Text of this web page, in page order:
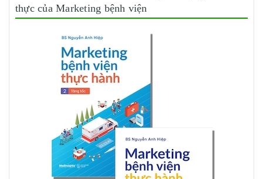
thực của Marketing bệnh viện